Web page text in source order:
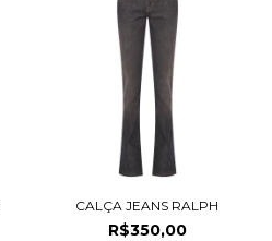
CALÇA JEANS RALPH
R$350,00